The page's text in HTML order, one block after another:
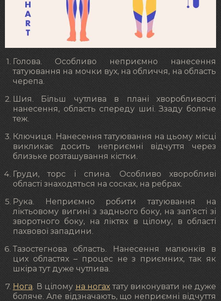
Голова. Особливо неприємно нанесення
татуювання на мочки вух, на обличчя, на область
черепа.
Шия. Більш чутлива в плані хворобливості
нанесення, область спереду шиї. Ззаду боляче
теж.
Ключиця. Нанесення татуювання на цьому місці
викликає досить неприємні відчуття через
близьке розташування кістки.
Груди, торс і спина. Особливо хворобливі
області знаходяться на сосках, на ребрах.
Рука. Неприємно робити татуювання на
ліктьовому вигині з заднього боку, на зап’ясті зі
зворотного боку, на ліктях в цілому, в області
пахвової западини.
Тазостегнова область. Нанесення малюнків в
цих областях – процес не з приємних, так як
шкіра тут дуже чутлива.
Нога. В цілому на ногахтату виконувати не дуже
боляче. Але відзначають, що неприємні відчуття